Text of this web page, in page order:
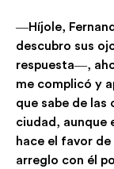
―Híjole,
descubro sus
respuesta―,
me complicó y
que sabe de las
ciudad, aunque
hace el favor de
arreglo con él